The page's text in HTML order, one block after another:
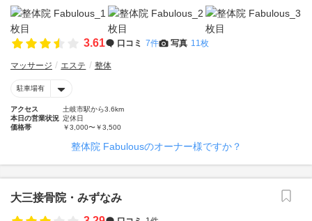
3.61 口コミ 7件 写真 11枚
マッサージ エステ 整体
駐車場有
アクセス
土岐市駅から3.6km
本日の営業状況 定休日
価格帯
￥3,000〜￥3,500
整体院 Fabulousのオーナー様ですか？
大三接骨院・みずなみ